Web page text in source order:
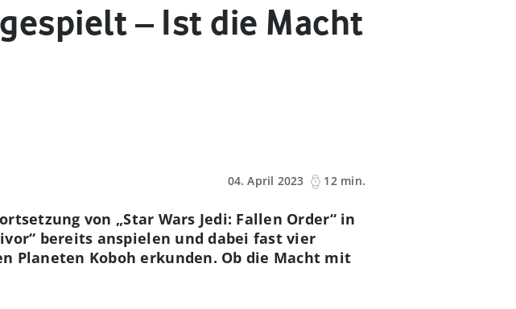
– Ist die Macht
04. April 2023
12 min.
von „Star Wars Jedi: Fallen Order“ in
bereits anspielen und dabei fast vier
Planeten Koboh erkunden. Ob die Macht mit